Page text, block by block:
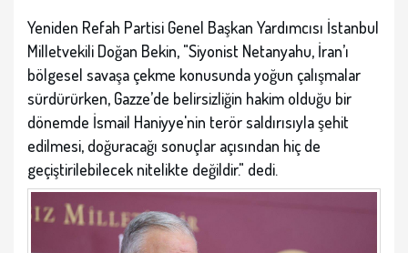
Yeniden Refah Partisi Genel Başkan Yardımcısı İstanbul
Milletvekili Doğan Bekin, "Siyonist Netanyahu, İran’ı
bölgesel savaşa çekme konusunda yoğun çalışmalar
sürdürürken, Gazze’de belirsizliğin hakim olduğu bir
dönemde İsmail Haniyye'nin terör saldırısıyla şehit
edilmesi, doğuracağı sonuçlar açısından hiç de
geçiştirilebilecek nitelikte değildir." dedi.